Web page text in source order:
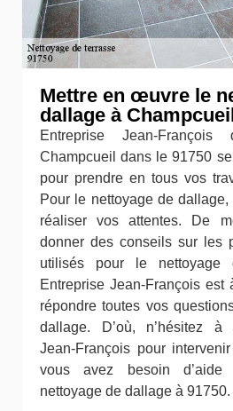
Mettre en œuvre le
dallage à
Entreprise Jean-
Champcueil dans le 91750
pour prendre en tous vos
Pour le nettoyage de
réaliser vos attentes. De
donner des conseils sur les
utilisés pour le nettoyage
Entreprise Jean-François est
répondre toutes vos
dallage. D’où, n’hésitez à
Jean-François pour
vous avez besoin
nettoyage de dallage à 91750.